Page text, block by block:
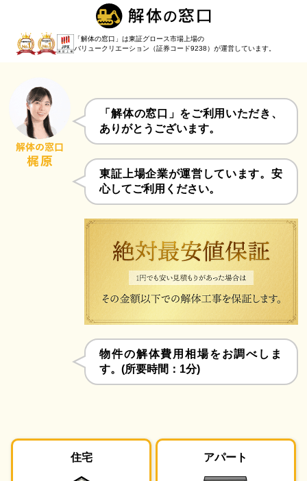
「解体の窓口」は東証グロース市場上場の
バリュークリエーション（証券コード9238）が運営しています。
「解体の窓口」をご利用いただき、
ありがとうございます。
東証上場企業が運営しています。安
心してご利用ください。
物件の解体費用相場をお調べしま
す。(所要時間：1分)
住宅 アパート